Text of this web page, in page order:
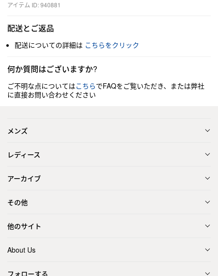
アイテム ID: 940881
配送とご返品
配送についての詳細は こちらをクリック
何か質問はございますか?
ご不明な点についてはこちらでFAQをご覧いただき、または弊社
に直接お問い合わせください
メンズ
レディース
アーカイブ
その他
他のサイト
About Us
フォローする